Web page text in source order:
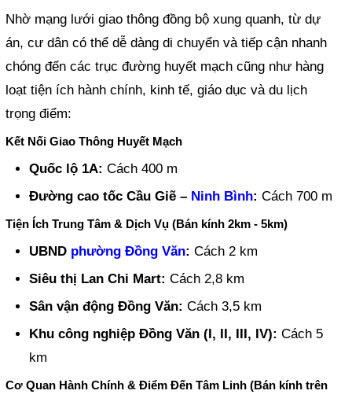
Nhờ mạng lưới giao thông đồng bộ xung quanh, từ dự
án, cư dân có thể dễ dàng di chuyển và tiếp cận nhanh
chóng đến các trục đường huyết mạch cũng như hàng
loạt tiện ích hành chính, kinh tế, giáo dục và du lịch
trọng điểm:
Kết Nối Giao Thông Huyết Mạch
Quốc lộ 1A: Cách 400 m
Đường cao tốc Cầu Giẽ – Ninh Bình: Cách 700 m
Tiện Ích Trung Tâm & Dịch Vụ (Bán kính 2km - 5km)
UBND phường Đồng Văn: Cách 2 km
Siêu thị Lan Chi Mart: Cách 2,8 km
Sân vận động Đồng Văn: Cách 3,5 km
Khu công nghiệp Đồng Văn (I, II, III, IV): Cách 5
km
Cơ Quan Hành Chính & Điểm Đến Tâm Linh (Bán kính trên